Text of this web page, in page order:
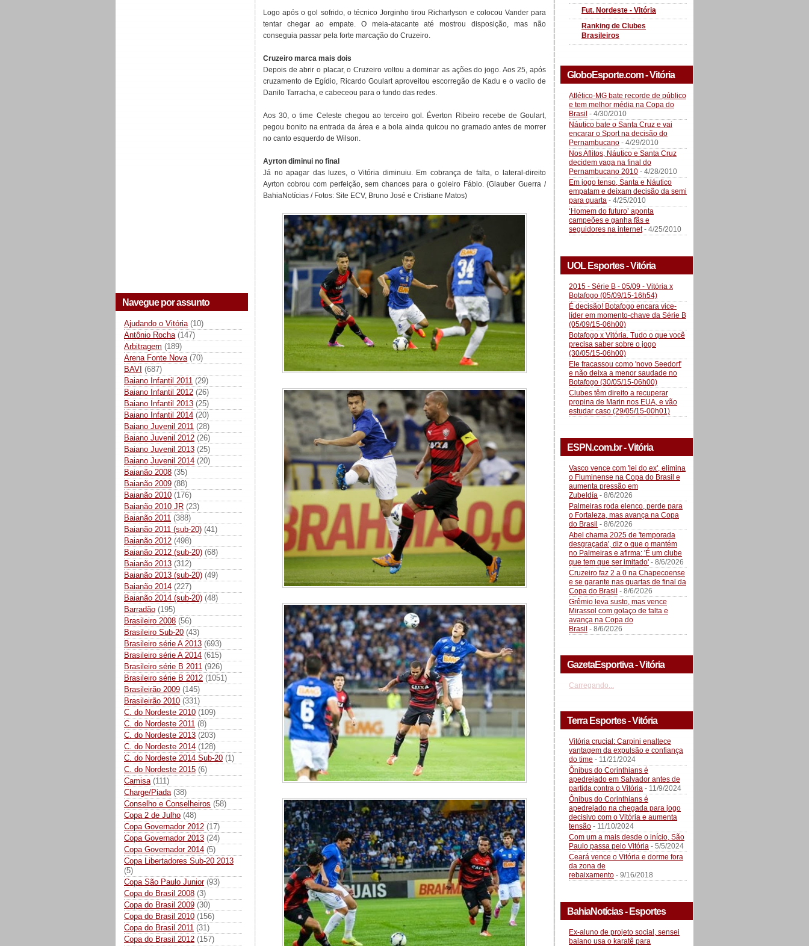
Navegue por assunto
Ajudando o Vitória (10)
Antônio Rocha (147)
Arbitragem (189)
Arena Fonte Nova (70)
BAVI (687)
Baiano Infantil 2011 (29)
Baiano Infantil 2012 (26)
Baiano Infantil 2013 (25)
Baiano Infantil 2014 (20)
Baiano Juvenil 2011 (28)
Baiano Juvenil 2012 (26)
Baiano Juvenil 2013 (25)
Baiano Juvenil 2014 (20)
Baianão 2008 (35)
Baianão 2009 (88)
Baianão 2010 (176)
Baianão 2010 JR (23)
Baianão 2011 (388)
Baianão 2011 (sub-20) (41)
Baianão 2012 (498)
Baianão 2012 (sub-20) (68)
Baianão 2013 (312)
Baianão 2013 (sub-20) (49)
Baianão 2014 (227)
Baianão 2014 (sub-20) (48)
Barradão (195)
Brasileiro 2008 (56)
Brasileiro Sub-20 (43)
Brasileiro série A 2013 (693)
Brasileiro série A 2014 (615)
Brasileiro série B 2011 (926)
Brasileiro série B 2012 (1051)
Brasileirão 2009 (145)
Brasileirão 2010 (331)
C. do Nordeste 2010 (109)
C. do Nordeste 2011 (8)
C. do Nordeste 2013 (203)
C. do Nordeste 2014 (128)
C. do Nordeste 2014 Sub-20 (1)
C. do Nordeste 2015 (6)
Camisa (111)
Charge/Piada (38)
Conselho e Conselheiros (58)
Copa 2 de Julho (48)
Copa Governador 2012 (17)
Copa Governador 2013 (24)
Copa Governador 2014 (5)
Copa Libertadores Sub-20 2013
(5)
Copa São Paulo Junior (93)
Copa do Brasil 2008 (3)
Copa do Brasil 2009 (30)
Copa do Brasil 2010 (156)
Copa do Brasil 2011 (31)
Copa do Brasil 2012 (157)
Logo após o gol sofrido, o técnico Jorginho tirou Richarlyson e colocou Vander para
tentar chegar ao empate. O meia-atacante até mostrou disposição, mas não
conseguia passar pela forte marcação do Cruzeiro.
Cruzeiro marca mais dois
Depois de abrir o placar, o Cruzeiro voltou a dominar as ações do jogo. Aos 25, após
cruzamento de Egídio, Ricardo Goulart aproveitou escorregão de Kadu e o vacilo de
Danilo Tarracha, e cabeceou para o fundo das redes.
Aos 30, o time Celeste chegou ao terceiro gol. Éverton Ribeiro recebe de Goulart,
pegou bonito na entrada da área e a bola ainda quicou no gramado antes de morrer
no canto esquerdo de Wilson.
Ayrton diminui no final
Já no apagar das luzes, o Vitória diminuiu. Em cobrança de falta, o lateral-direito
Ayrton cobrou com perfeição, sem chances para o goleiro Fábio. (Glauber Guerra /
BahiaNotícias / Fotos: Site ECV, Bruno José e Cristiane Matos)
Fut. Nordeste - Vitória
Ranking de Clubes
Brasileiros
GloboEsporte.com - Vitória
Atlético-MG bate recorde de público
e tem melhor média na Copa do
Brasil - 4/30/2010
Náutico bate o Santa Cruz e vai
encarar o Sport na decisão do
Pernambucano - 4/29/2010
Nos Aflitos, Náutico e Santa Cruz
decidem vaga na final do
Pernambucano 2010 - 4/28/2010
Em jogo tenso, Santa e Náutico
empatam e deixam decisão da semi
para quarta - 4/25/2010
‘Homem do futuro’ aponta
campeões e ganha fãs e
seguidores na internet- 4/25/2010
UOL Esportes - Vitória
2015 - Série B - 05/09 - Vitória x
Botafogo (05/09/15-16h54)
É decisão! Botafogo encara vice-
líder em momento-chave da Série B
(05/09/15-06h00)
Botafogo x Vitória. Tudo o que você
precisa saber sobre o jogo
(30/05/15-06h00)
Ele fracassou como 'novo Seedorf'
e não deixa a menor saudade no
Botafogo (30/05/15-06h00)
Clubes têm direito a recuperar
propina de Marin nos EUA, e vão
estudar caso (29/05/15-00h01)
ESPN.com.br - Vitória
Vasco vence com 'lei do ex', elimina
o Fluminense na Copa do Brasil e
aumenta pressão em
Zubeldía - 8/6/2026
Palmeiras roda elenco, perde para
o Fortaleza, mas avança na Copa
do Brasil - 8/6/2026
Abel chama 2025 de 'temporada
desgraçada', diz o que o mantém
no Palmeiras e afirma: 'É um clube
que tem que ser imitado' - 8/6/2026
Cruzeiro faz 2 a 0 na Chapecoense
e se garante nas quartas de final da
Copa do Brasil - 8/6/2026
Grêmio leva susto, mas vence
Mirassol com golaço de falta e
avança na Copa do
Brasil - 8/6/2026
GazetaEsportiva - Vitória
Carregando...
Terra Esportes - Vitória
Vitória crucial: Carpini enaltece
vantagem da expulsão e confiança
do time - 11/21/2024
Ônibus do Corinthians é
apedrejado em Salvador antes de
partida contra o Vitória - 11/9/2024
Ônibus do Corinthians é
apedrejado na chegada para jogo
decisivo com o Vitória e aumenta
tensão - 11/10/2024
Com um a mais desde o início, São
Paulo passa pelo Vitória - 5/5/2024
Ceará vence o Vitória e dorme fora
da zona de
rebaixamento - 9/16/2018
BahiaNotícias - Esportes
Ex-aluno de projeto social, sensei
baiano usa o karatê para